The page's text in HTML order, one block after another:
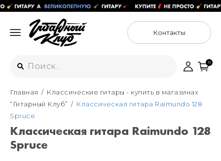
Контакты
Интернет-магазин
+7 (925) 125-54-44
+7 (925) 176-55-65
0
Главная
Классические гитары - купить в магазинах
“Гитарный Клуб”
Классическая гитара Raimundo 128
Spruce
Классическая гитара Raimundo 128
Spruce